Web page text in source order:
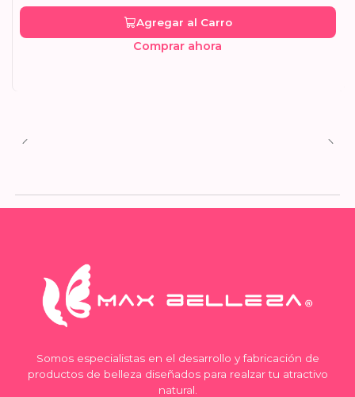
Agregar al Carro
Comprar ahora
Somos especialistas en el desarrollo y fabricación de
productos de belleza diseñados para realzar tu atractivo
natural.